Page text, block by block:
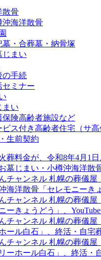
散骨
沖海洋散骨
墓・合葬墓・納骨塚
じまい
の手続
セミナー
まい
保険高齢者施設など
ビス付き高齢者住宅（サ高
生前契約
葬料金が、令和8年4月1
墓じまい・小樽沖海洋散
チャンネル 札幌の葬儀
海洋散骨「セレモニーき
チャンネル 札幌の葬儀
ーきょうどう」、
チャンネル 札幌の葬儀
ール白石」、終活・自宅
チャンネル 札幌の葬儀
リーホール白石」、終活